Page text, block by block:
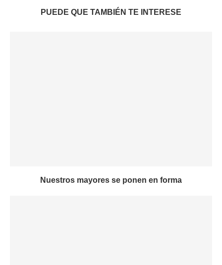
PUEDE QUE TAMBIÉN TE INTERESE
Nuestros mayores se ponen en forma